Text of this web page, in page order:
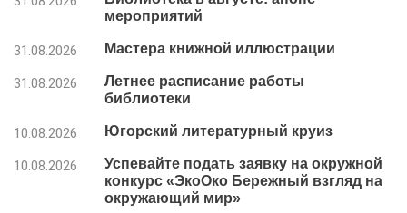
мероприятий
31.08.2026 Мастера книжной иллюстрации
31.08.2026
Летнее расписание работы
библиотеки
10.08.2026 Югорский литературный круиз
10.08.2026
Успевайте подать заявку на окружной
конкурс «ЭкоОко Бережный взгляд на
окружающий мир»